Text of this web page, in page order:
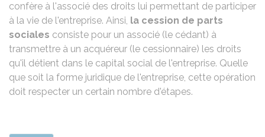
confère à l'associé des droits lui permettant de participer
à la vie de l'entreprise. Ainsi, la cession de parts
sociales consiste pour un associé (le cédant) à
transmettre à un acquéreur (le cessionnaire) les droits
qu'il détient dans le capital social de l'entreprise. Quelle
que soit la forme juridique de l'entreprise, cette opération
doit respecter un certain nombre d'étapes.